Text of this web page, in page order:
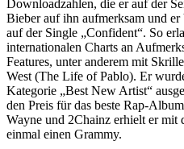
Downloadzahlen, die er auf der
Bieber auf ihn aufmerksam und
auf der Single „Confident“. So
internationalen Charts an
Features, unter anderem mit
West (The Life of Pablo). Er
Kategorie „Best New Artist“
den Preis für das beste Rap-
Wayne und 2Chainz erhielt er mit
einmal einen Grammy.